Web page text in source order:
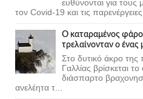
ευθύνονται για τους
τον Covid-19 και τις
Ο καταραμένος
τρελαίνονταν ο ένας
Στο δυτικό άκρο της
Γαλλίας βρίσκεται
διάσπαρτο
ανελέητα τ...